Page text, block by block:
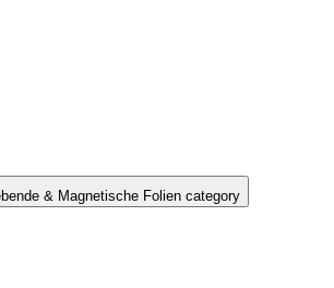
& Magnetische Folien category